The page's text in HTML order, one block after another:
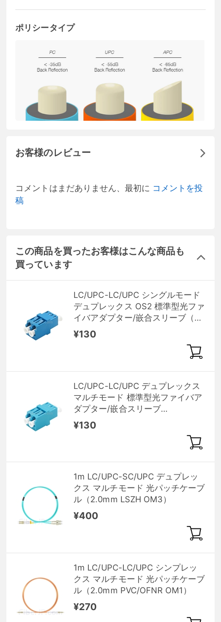
ポリシータイプ
お客様のレビュー
コメントはまだありません、最初に コメントを投
稿
この商品を買ったお客様はこんな商品も
買っています
LC/UPC-LC/UPC シングルモード
デュプレックス OS2 標準型光ファ
イバアダプター/嵌合スリーブ（フ
ランジなし）
¥130
LC/UPC-LC/UPC デュプレックス
マルチモード 標準型光ファイバア
ダプター/嵌合スリーブ
（OM3/OM4、フランジなし）
¥130
1m LC/UPC-SC/UPC デュプレッ
クス マルチモード 光パッチケーブ
ル（2.0mm LSZH OM3）
¥400
1m LC/UPC-LC/UPC シンプレッ
クス マルチモード 光パッチケーブ
ル（2.0mm PVC/OFNR OM1）
¥270